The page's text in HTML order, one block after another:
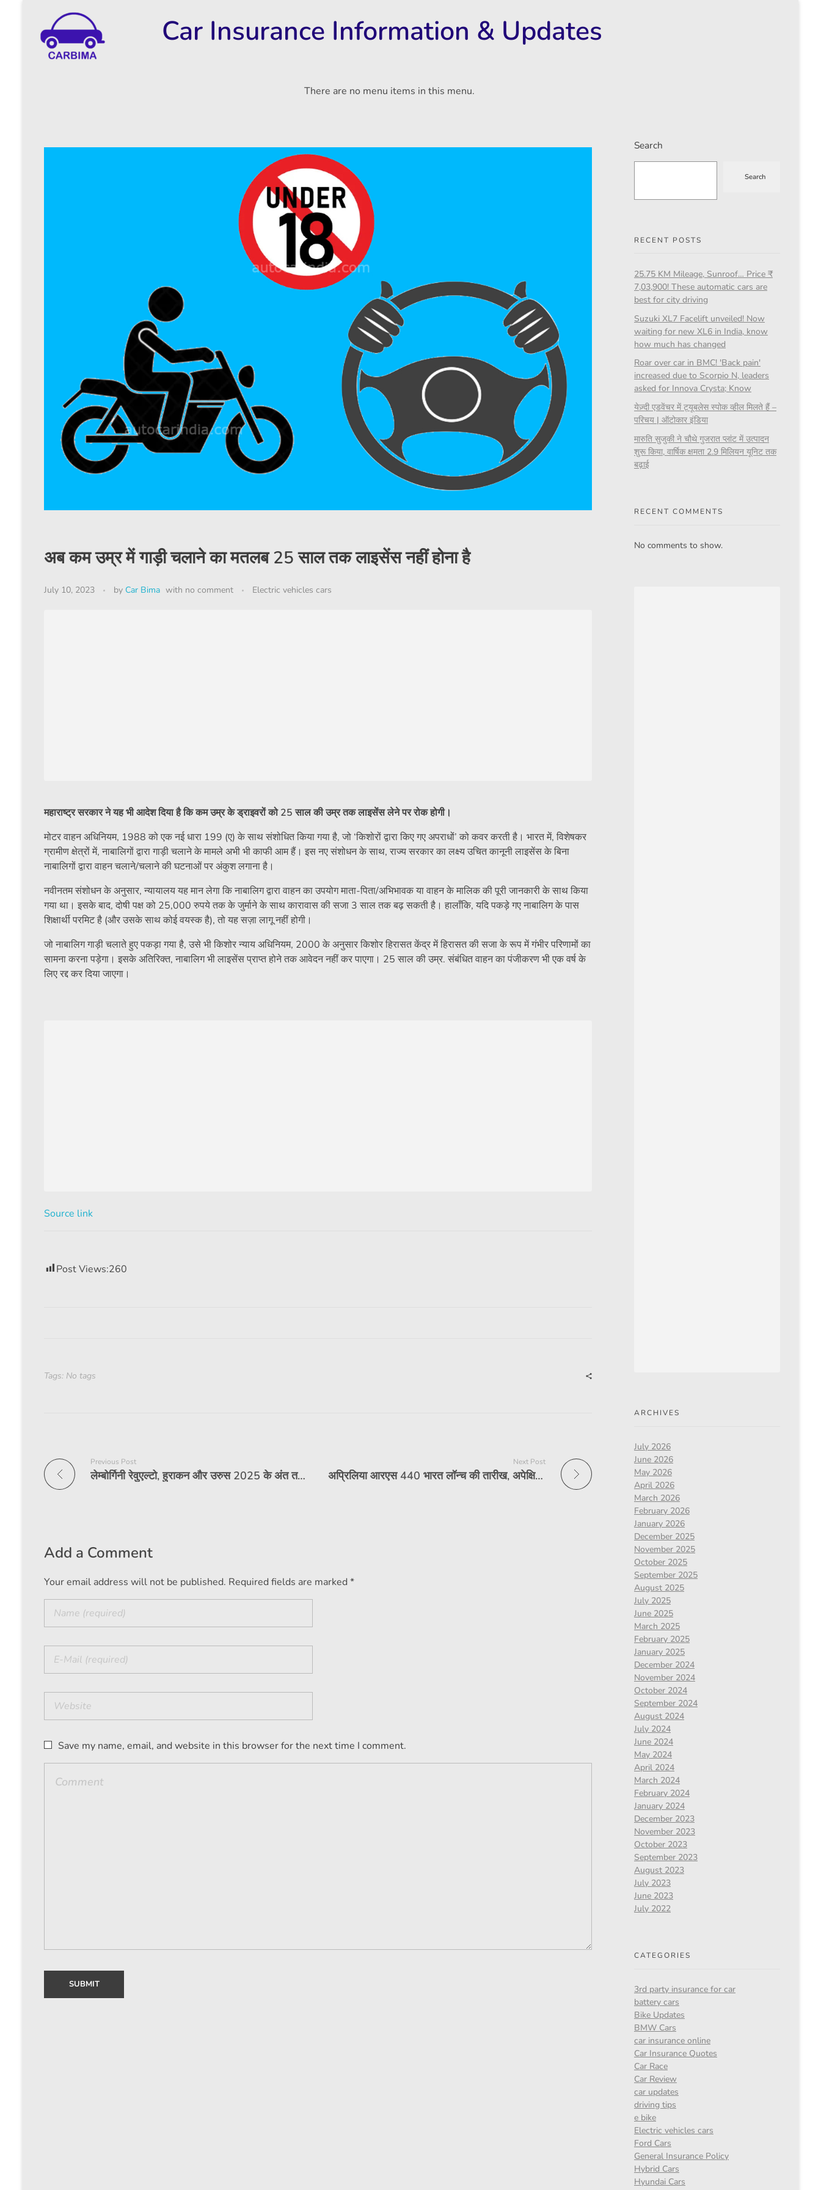
Car Insurance Information & Updates
There are no menu items in this menu.
अब कम उम्र में गाड़ी चलाने का मतलब 25 साल तक लाइसेंस नहीं होना है
July 10, 2023 by Car Bima with no comment Electric vehicles cars
महाराष्ट्र सरकार ने यह भी आदेश दिया है कि कम उम्र के ड्राइवरों को 25 साल की उम्र तक लाइसेंस लेने पर रोक होगी।
मोटर वाहन अधिनियम, 1988 को एक नई धारा 199 (ए) के साथ संशोधित किया गया है, जो ‘किशोरों द्वारा किए गए अपराधों’ को कवर करती है। भारत में, विशेषकर
ग्रामीण क्षेत्रों में, नाबालिगों द्वारा गाड़ी चलाने के मामले अभी भी काफी आम हैं। इस नए संशोधन के साथ, राज्य सरकार का लक्ष्य उचित कानूनी लाइसेंस के बिना
नाबालिगों द्वारा वाहन चलाने/चलाने की घटनाओं पर अंकुश लगाना है।
नवीनतम संशोधन के अनुसार, न्यायालय यह मान लेगा कि नाबालिग द्वारा वाहन का उपयोग माता-पिता/अभिभावक या वाहन के मालिक की पूरी जानकारी के साथ किया
गया था। इसके बाद, दोषी पक्ष को 25,000 रुपये तक के जुर्माने के साथ कारावास की सजा 3 साल तक बढ़ सकती है। हालाँकि, यदि पकड़े गए नाबालिग के पास
शिक्षार्थी परमिट है (और उसके साथ कोई वयस्क है), तो यह सज़ा लागू नहीं होगी।
जो नाबालिग गाड़ी चलाते हुए पकड़ा गया है, उसे भी किशोर न्याय अधिनियम, 2000 के अनुसार किशोर हिरासत केंद्र में हिरासत की सजा के रूप में गंभीर परिणामों का
सामना करना पड़ेगा। इसके अतिरिक्त, नाबालिग भी लाइसेंस प्राप्त होने तक आवेदन नहीं कर पाएगा। 25 साल की उम्र. संबंधित वाहन का पंजीकरण भी एक वर्ष के
लिए रद्द कर दिया जाएगा।
Source link
Post Views:260
Tags: No tags
Previous Post
लेम्बोर्गिनी रेवुएल्टो, हुराकन और उरुस 2025 के अंत तक बिक गए। और जानें
Next Post
अप्रिलिया आरएस 440 भारत लॉन्च की तारीख, अपेक्षित कीमत, जासूसी तस्वीरें
Add a Comment
Your email address will not be published. Required fields are marked *
Save my name, email, and website in this browser for the next time I comment.
Search
Search
RECENT POSTS
25.75 KM Mileage, Sunroof… Price ₹
7,03,900! These automatic cars are
best for city driving
Suzuki XL7 Facelift unveiled! Now
waiting for new XL6 in India, know
how much has changed
Roar over car in BMC! 'Back pain'
increased due to Scorpio N, leaders
asked for Innova Crysta; Know
येज़्दी एडवेंचर में ट्यूबलेस स्पोक व्हील मिलते हैं –
परिचय | ऑटोकार इंडिया
मारुति सुजुकी ने चौथे गुजरात प्लांट में उत्पादन
शुरू किया, वार्षिक क्षमता 2.9 मिलियन यूनिट तक
बढ़ाई
RECENT COMMENTS
No comments to show.
ARCHIVES
July 2026
June 2026
May 2026
April 2026
March 2026
February 2026
January 2026
December 2025
November 2025
October 2025
September 2025
August 2025
July 2025
June 2025
March 2025
February 2025
January 2025
December 2024
November 2024
October 2024
September 2024
August 2024
July 2024
June 2024
May 2024
April 2024
March 2024
February 2024
January 2024
December 2023
November 2023
October 2023
September 2023
August 2023
July 2023
June 2023
July 2022
CATEGORIES
3rd party insurance for car
battery cars
Bike Updates
BMW Cars
car insurance online
Car Insurance Quotes
Car Race
Car Review
car updates
driving tips
e bike
Electric vehicles cars
Ford Cars
General Insurance Policy
Hybrid Cars
Hyundai Cars